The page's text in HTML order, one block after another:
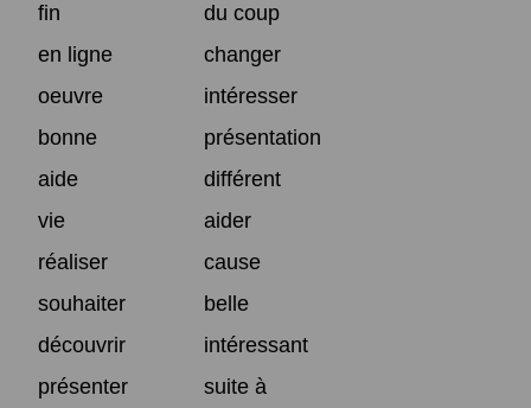
fin
du coup
en ligne
changer
oeuvre
intéresser
bonne
présentation
aide
différent
vie
aider
réaliser
cause
souhaiter
belle
découvrir
intéressant
présenter
suite à